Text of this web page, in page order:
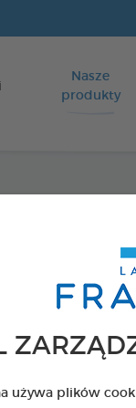
używa plików
Nasze
produkty